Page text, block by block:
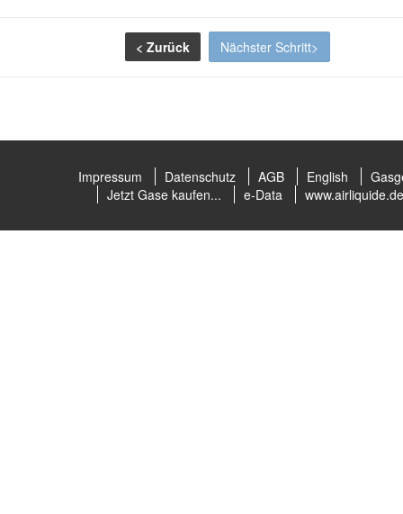
< Zurück Nächster Schritt>
Impressum Datenschutz AGB English
Jetzt Gase kaufen...
e-Data www.airliquide.de